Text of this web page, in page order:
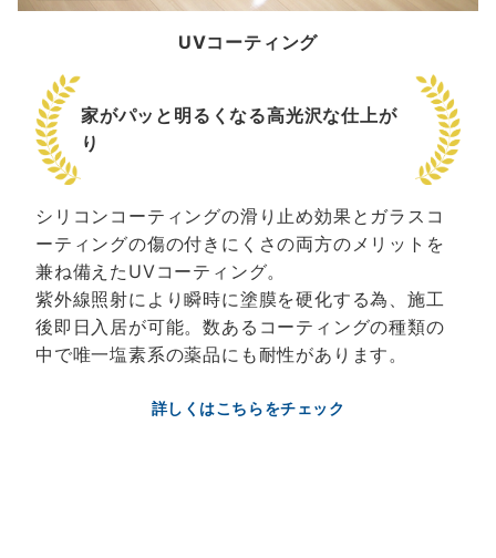
UVコーティング
家がパッと明るくなる高光沢な仕上が
り
シリコンコーティングの滑り止め効果とガラスコ
ーティングの傷の付きにくさの両方のメリットを
兼ね備えたUVコーティング。
紫外線照射により瞬時に塗膜を硬化する為、施工
後即日入居が可能。数あるコーティングの種類の
中で唯一塩素系の薬品にも耐性があります。
詳しくはこちらをチェック